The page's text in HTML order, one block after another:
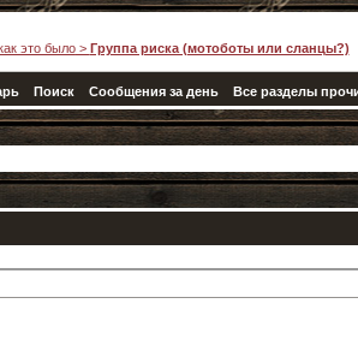
это было> Группа риска (мотоботы или сланцы?)
Поиск Сообщения за день Все разделы